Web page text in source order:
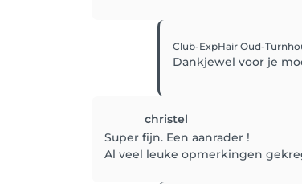
Club-ExpHair Oud-
Dankjewel voor je
christel
Super fijn. Een aanrader !
Al veel leuke opmerkingen